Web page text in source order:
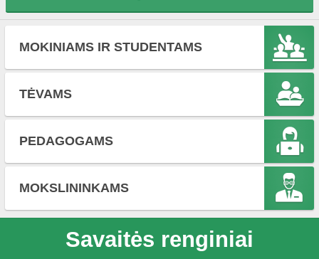
MOKINIAMS IR STUDENTAMS
TĖVAMS
PEDAGOGAMS
MOKSLININKAMS
Savaitės renginiai